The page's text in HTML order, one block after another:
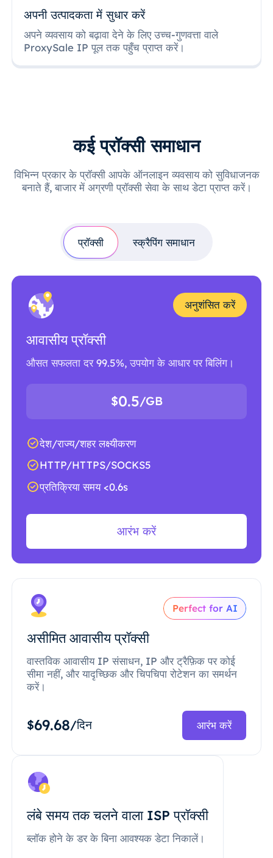
अपनी उत्पादकता में सुधार करें
अपने व्यवसाय को बढ़ावा देने के लिए उच्च-गुणवत्ता वाले
ProxySale IP पूल तक पहुँच प्राप्त करें।
कई प्रॉक्सी समाधान
विभिन्न प्रकार के प्रॉक्सी आपके ऑनलाइन व्यवसाय को सुविधाजनक
बनाते हैं, बाजार में अग्रणी प्रॉक्सी सेवा के साथ डेटा प्राप्त करें।
प्रॉक्सी स्क्रैपिंग समाधान
अनुशंसित करें
आवासीय प्रॉक्सी
औसत सफलता दर 99.5%, उपयोग के आधार पर बिलिंग।
$0.5/GB
देश/राज्य/शहर लक्ष्यीकरण
HTTP/HTTPS/SOCKS5
प्रतिक्रिया समय <0.6s
आरंभ करें
Perfect for AI
असीमित आवासीय प्रॉक्सी
वास्तविक आवासीय IP संसाधन, IP और ट्रैफ़िक पर कोई
सीमा नहीं, और यादृच्छिक और चिपचिपा रोटेशन का समर्थन
करें।
$69.68/दिन आरंभ करें
लंबे समय तक चलने वाला ISP प्रॉक्सी
ब्लॉक होने के डर के बिना आवश्यक डेटा निकालें।